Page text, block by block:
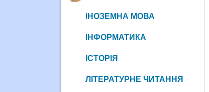
ІНОЗЕМНА МОВА
ІНФОРМАТИКА
ІСТОРІЯ
ЛІТЕРАТУРНЕ ЧИТАННЯ